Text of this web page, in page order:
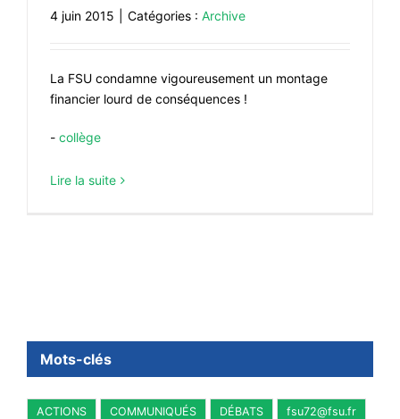
4 juin 2015 Catégories : Archive
La FSU condamne vigoureusement un montage
financier lourd de conséquences !
- collège
Lire la suite
Mots-clés
ACTIONS COMMUNIQUÉS DÉBATS fsu72@fsu.fr